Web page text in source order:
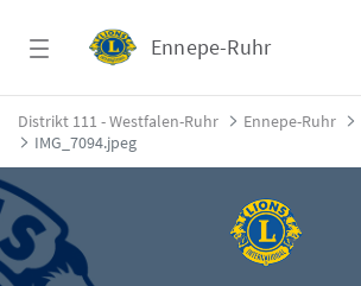
Ennepe-Ruhr
Home - Ennepe-Ruhr
Distrikt 111 - Westfalen-Ruhr Ennepe-Ruhr
IMG_7094.jpeg